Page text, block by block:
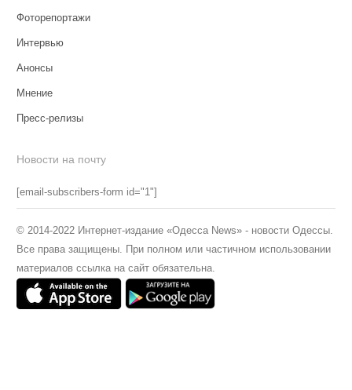
Фоторепортажи
Интервью
Анонсы
Мнение
Пресс-релизы
Новости на почту
[email-subscribers-form id="1"]
© 2014-2022 Интернет-издание «Одесса News» - новости Одессы.
Все права защищены. При полном или частичном использовании
материалов ссылка на сайт обязательна.